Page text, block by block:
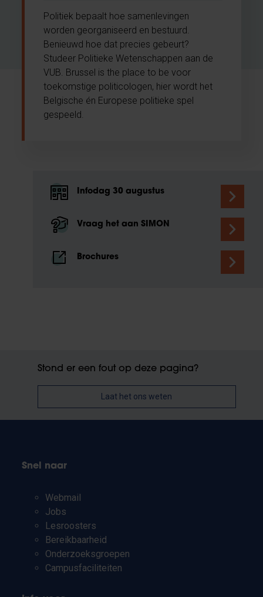
Politiek bepaalt hoe samenlevingen
worden georganiseerd en bestuurd.
Benieuwd hoe dat precies gebeurt?
Studeer Politieke Wetenschappen aan de
VUB. Brussel is the place to be voor
toekomstige politicologen, hier wordt het
Belgische én Europese politieke spel
gespeeld.
Infodag 30 augustus
Vraag het aan SIMON
Brochures
Stond er een fout op deze pagina?
Laat het ons weten
Snel naar
Webmail
Jobs
Lesroosters
Bereikbaarheid
Onderzoeksgroepen
Campusfaciliteiten